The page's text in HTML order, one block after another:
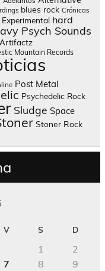
blues rock Crónicas
Experimental hard
Psych Sounds
Mountain Records
Post Metal
Psychedelic Rock
Sludge Space
Stoner Rock
V S D
1
2
7 8
9